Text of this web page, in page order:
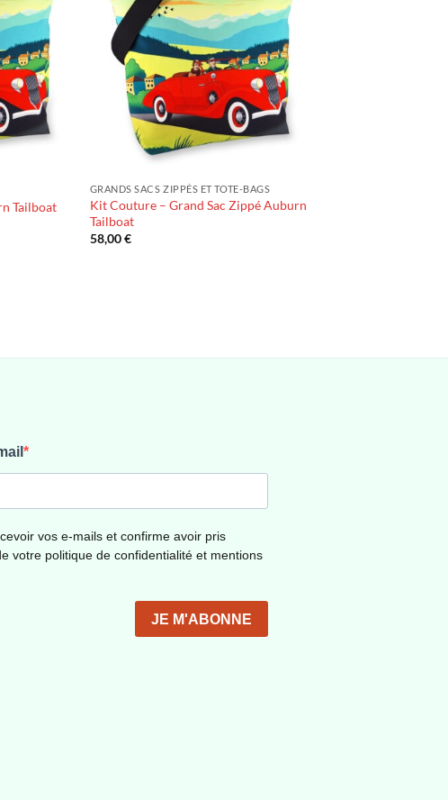
Tailboat
GRANDS SACS ZIPPÉS ET TOTE-BAGS
Kit Couture – Grand Sac Zippé Auburn
Tailboat
58,00€